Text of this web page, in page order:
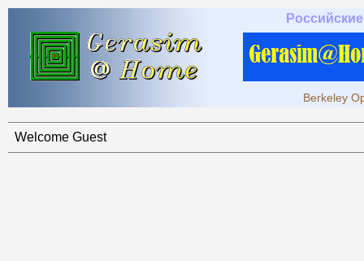
Berkeley
Welcome Guest